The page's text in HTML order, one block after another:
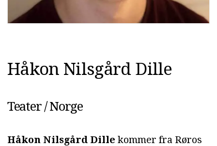
Håkon Nilsgård Dille
Teater / Norge
Håkon Nilsgård Dille kommer fra Røros